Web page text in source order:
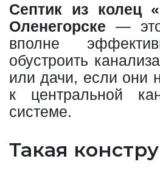
Септик из колец
Оленегорске —
вполне
обустроить
или дачи, если они
к центральной
системе.
Такая